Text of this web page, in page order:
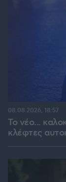
Το νέο...
κλέφτες
08.08.2026, 18:57